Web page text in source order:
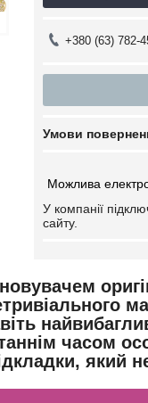
+380 (63) 782-
У компанії
сайту.
часом
який